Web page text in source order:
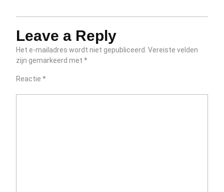
Leave a Reply
Het e-mailadres wordt niet gepubliceerd. Vereiste velden
zijn gemarkeerd met *
Reactie *